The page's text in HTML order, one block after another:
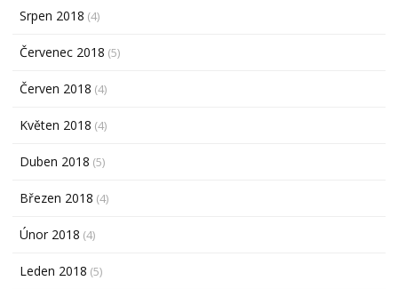
Srpen 2018 (4)
Červenec 2018 (5)
Červen 2018 (4)
Květen 2018 (4)
Duben 2018 (5)
Březen 2018 (4)
Únor 2018 (4)
Leden 2018 (5)